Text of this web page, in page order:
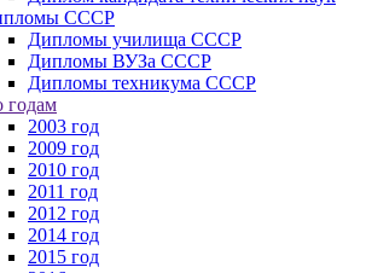
СССР
Дипломы училища СССР
Дипломы ВУЗа СССР
Дипломы техникума СССР
годам
2003 год
2009 год
2010 год
2011 год
2012 год
2014 год
2015 год